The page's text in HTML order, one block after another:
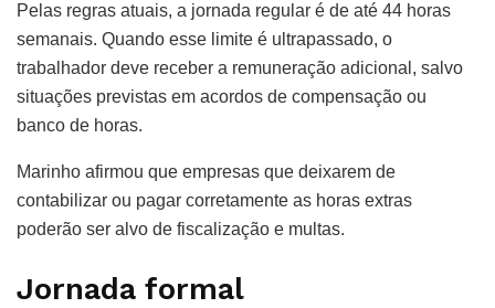
Pelas regras atuais, a jornada regular é de até 44 horas
semanais. Quando esse limite é ultrapassado, o
trabalhador deve receber a remuneração adicional, salvo
situações previstas em acordos de compensação ou
banco de horas.
Marinho afirmou que empresas que deixarem de
contabilizar ou pagar corretamente as horas extras
poderão ser alvo de fiscalização e multas.
Jornada formal